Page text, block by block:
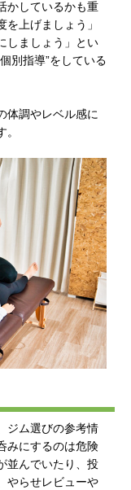
かしているかも重
上げましょう」
しましょう」とい
別指導”をしている
体調やレベル感に
ジム選びの参考情
みにするのは危険
並んでいたり、投
やらせレビューや